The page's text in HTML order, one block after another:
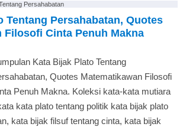
Persahabatan
Tentang Persahabatan, Quotes
Filosofi Cinta Penuh Makna
Kata Bijak Plato Tentang
Quotes Matematikawan Filosofi
Penuh Makna. Koleksi kata-kata mutiara
kata plato tentang politik kata bijak plato
kata bijak filsuf tentang cinta, kata bijak